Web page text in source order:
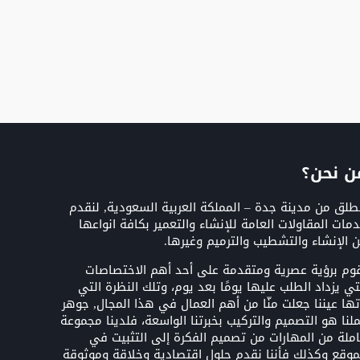
نحن؟
من مدينة جدة – المملكة العربية السعودية, لنقدم
المقاولات العامة للإنشاء والتعمير بكافة انواعها
الإنشاء والتشطيب والترميم وغيرها.
برؤية عصرية ومتقدمة على أحد أهم الاختصاصات
يزداد الطلب عليها يومًا بعد يوم، وتلك النظرة التي
عيننا جعلت منّا من أهم العمال في هذا المجال, جوهر
هو التصميم والتركيب بخبرتنا الواسعة، فلدينا مجموعة
من المهارات من تصميم الفكرة إلى التثبيت في
وكذلك فأننا نقدم حلول اقتصادية وخلاقة وموثوقة